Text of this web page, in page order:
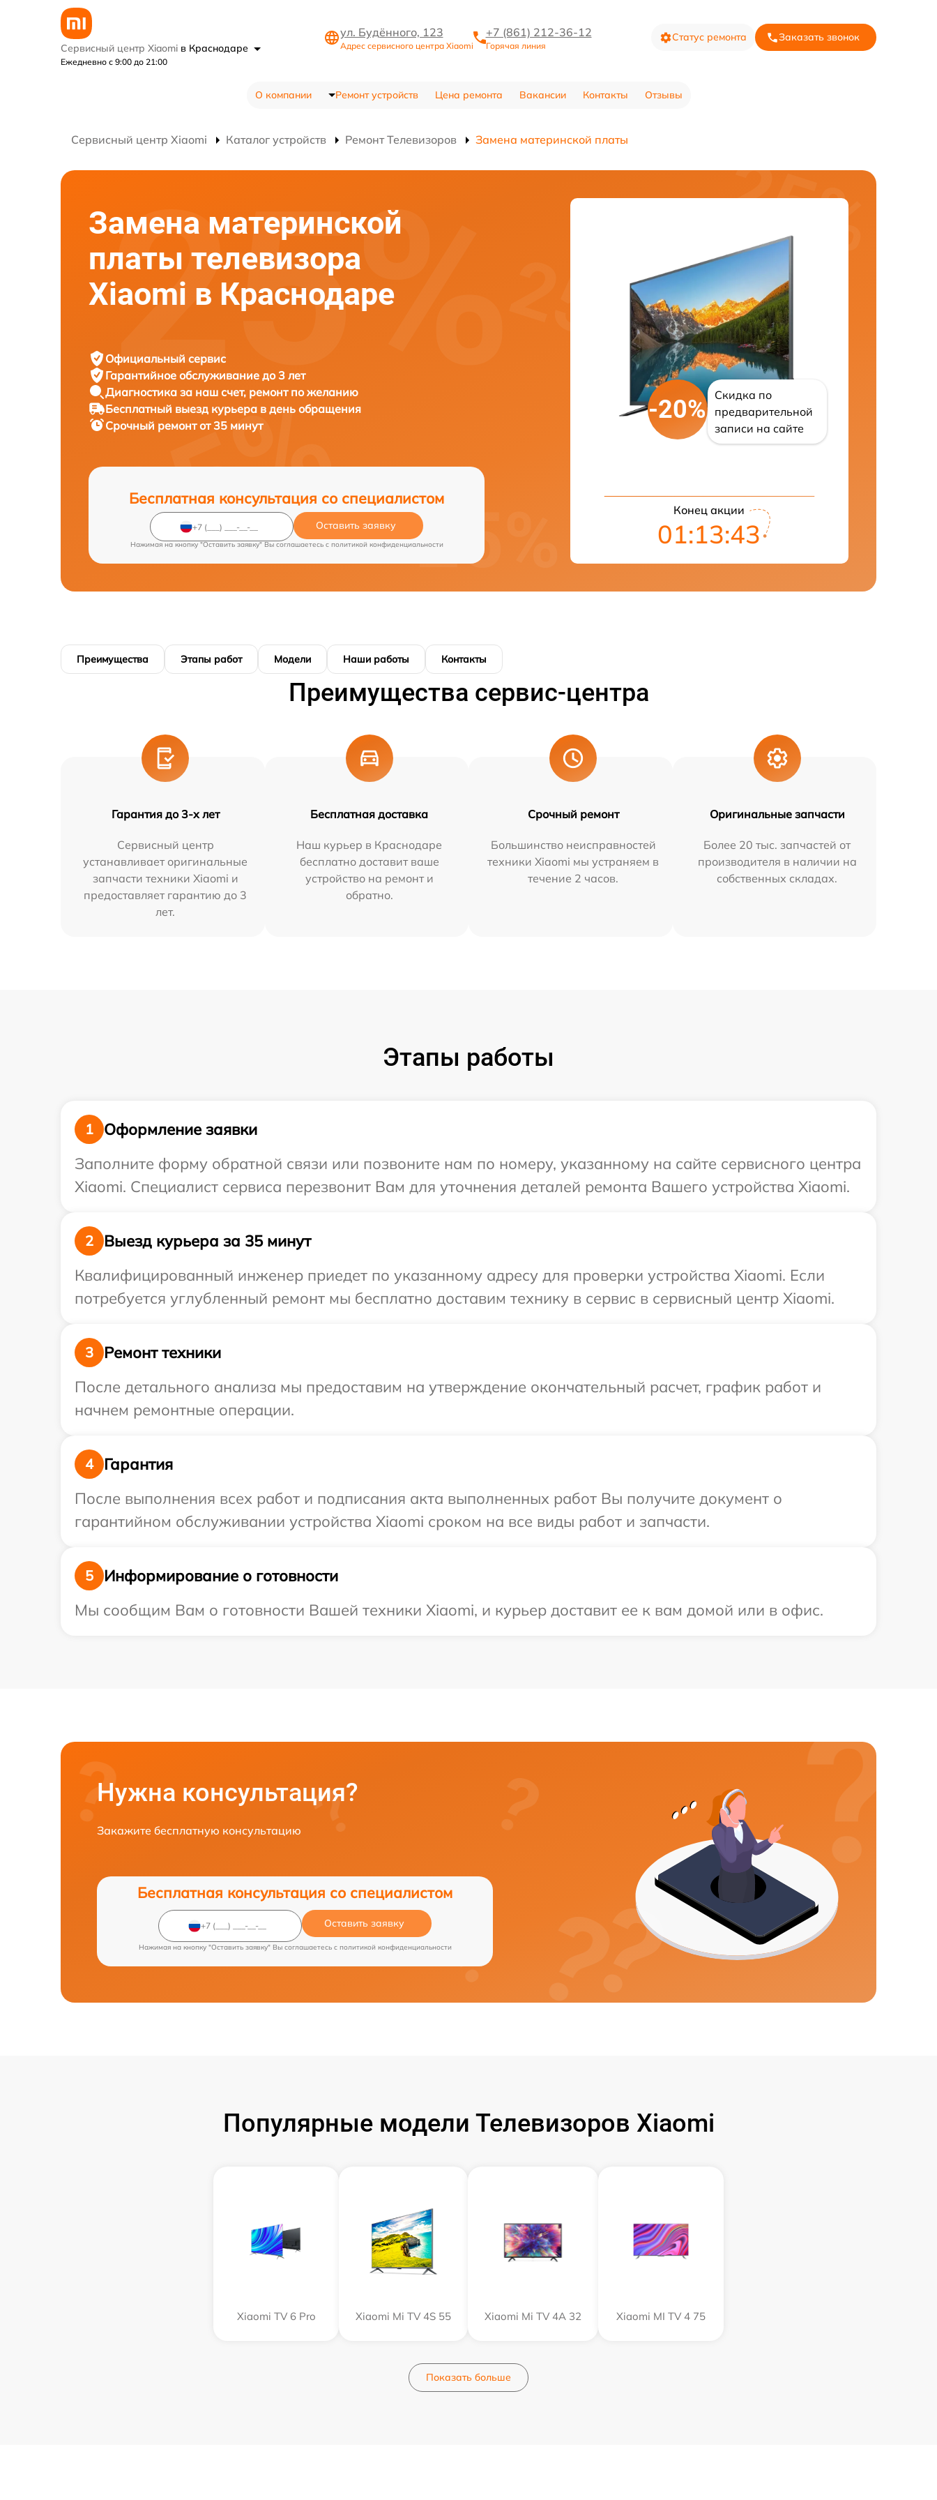
Сервисный центр Xiaomi в Краснодаре
Ежедневно с 9:00 до 21:00
ул. Будённого, 123
Адрес сервисного центра Xiaomi
+7 (861) 212-36-12
Горячая линия
Статус ремонта Заказать звонок
О компании Ремонт устройств Цена ремонта Вакансии Контакты Отзывы
Сервисный центр Xiaomi Каталог устройств Ремонт Телевизоров Замена материнской платы
Замена материнской
платы телевизора
Xiaomi в Краснодаре
Официальный сервис
Гарантийное обслуживание до 3 лет
Диагностика за наш счет, ремонт по желанию
Бесплатный выезд курьера в день обращения
Срочный ремонтот 35 минут
Бесплатная консультация со специалистом
Оставить заявку
Нажимая на кнопку "Оставить заявку" Вы соглашаетесь c политикой конфиденциальности
-20%
Скидка по
предварительной
записи на сайте
Конец акции
01:13:42
Преимущества Этапы работ Модели Наши работы Контакты
Преимущества сервис-центра
Гарантия до 3-х лет
Сервисный центр
устанавливает оригинальные
запчасти техники Xiaomi и
предоставляет гарантию до 3
лет.
Бесплатная доставка
Наш курьер в Краснодаре
бесплатно доставит ваше
устройство на ремонт и
обратно.
Срочный ремонт
Большинство неисправностей
техники Xiaomi мы устраняем в
течение 2 часов.
Оригинальные запчасти
Более 20 тыс. запчастей от
производителя в наличии на
собственных складах.
Этапы работы
1
Оформление заявки
Заполните форму обратной связи или позвоните нам по номеру, указанному на сайте сервисного центра
Xiaomi. Специалист сервиса перезвонит Вам для уточнения деталей ремонта Вашего устройства Xiaomi.
2
Выезд курьера за 35 минут
Квалифицированный инженер приедет по указанному адресу для проверки устройства Xiaomi. Если
потребуется углубленный ремонт мы бесплатно доставим технику в сервис в сервисный центр Xiaomi.
3
Ремонт техники
После детального анализа мы предоставим на утверждение окончательный расчет, график работ и
начнем ремонтные операции.
4
Гарантия
После выполнения всех работ и подписания акта выполненных работ Вы получите документ о
гарантийном обслуживании устройства Xiaomi сроком на все виды работ и запчасти.
5
Информирование о готовности
Мы сообщим Вам о готовности Вашей техники Xiaomi, и курьер доставит ее к вам домой или в офис.
Нужна консультация?
Закажите бесплатную консультацию
Бесплатная консультация со специалистом
Оставить заявку
Нажимая на кнопку "Оставить заявку" Вы соглашаетесь c политикой конфиденциальности
Популярные модели Телевизоров Xiaomi
Xiaomi TV 6 Pro Xiaomi Mi TV 4S 55 Xiaomi Mi TV 4A 32 Xiaomi MI TV 4 75
Показать больше